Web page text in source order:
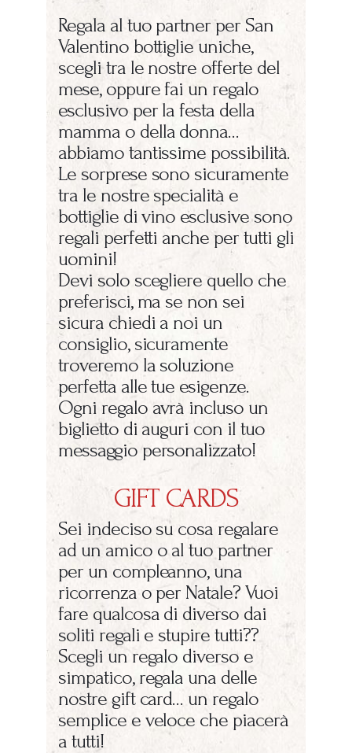
Regala al tuo partner per San
Valentino bottiglie uniche,
scegli tra le nostre offerte del
mese, oppure fai un regalo
esclusivo per la festa della
mamma o della donna…
abbiamo tantissime possibilità.
Le sorprese sono sicuramente
tra le nostre specialità e
bottiglie di vino esclusive sono
regali perfetti anche per tutti gli
uomini!
Devi solo scegliere quello che
preferisci, ma se non sei
sicura chiedi a noi un
consiglio, sicuramente
troveremo la soluzione
perfetta alle tue esigenze.
Ogni regalo avrà incluso un
biglietto di auguri con il tuo
messaggio personalizzato!
GIFT CARDS
Sei indeciso su cosa regalare
ad un amico o al tuo partner
per un compleanno, una
ricorrenza o per Natale? Vuoi
fare qualcosa di diverso dai
soliti regali e stupire tutti??
Scegli un regalo diverso e
simpatico, regala una delle
nostre gift card… un regalo
semplice e veloce che piacerà
a tutti!